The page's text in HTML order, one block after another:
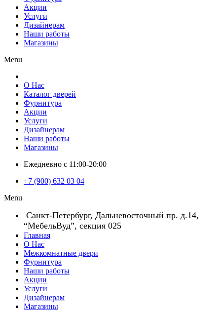
Акции
Услуги
Дизайнерам
Наши работы
Магазины
Menu
О Нас
Каталог дверей
Фурнитура
Акции
Услуги
Дизайнерам
Наши работы
Магазины
Ежедневно с 11:00-20:00
+7 (900) 632 03 04
Menu
Санкт-Петербург, Дальневосточный пр. д.14,
“МебельВуд”, секция 025
Главная
О Нас
Межкомнатные двери
Фурнитура
Наши работы
Акции
Услуги
Дизайнерам
Магазины